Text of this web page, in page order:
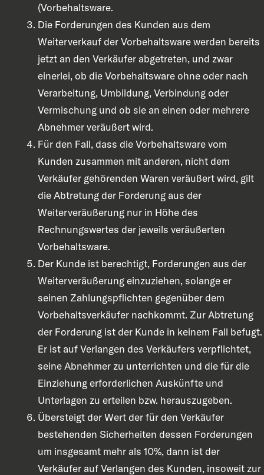
(Vorbehaltsware.
Die Forderungen des Kunden aus dem
Weiterverkauf der Vorbehaltsware werden bereits
jetzt an den Verkäufer abgetreten, und zwar
einerlei, ob die Vorbehaltsware ohne oder nach
Verarbeitung, Umbildung, Verbindung oder
Vermischung und ob sie an einen oder mehrere
Abnehmer veräußert wird.
Für den Fall, dass die Vorbehaltsware vom
Kunden zusammen mit anderen, nicht dem
Verkäufer gehörenden Waren veräußert wird, gilt
die Abtretung der Forderung aus der
Weiterveräußerung nur in Höhe des
Rechnungswertes der jeweils veräußerten
Vorbehaltsware.
Der Kunde ist berechtigt, Forderungen aus der
Weiterveräußerung einzuziehen, solange er
seinen Zahlungspflichten gegenüber dem
Vorbehaltsverkäufer nachkommt. Zur Abtretung
der Forderung ist der Kunde in keinem Fall befugt.
Er ist auf Verlangen des Verkäufers verpflichtet,
seine Abnehmer zu unterrichten und die für die
Einziehung erforderlichen Auskünfte und
Unterlagen zu erteilen bzw. herauszugeben.
Übersteigt der Wert der für den Verkäufer
bestehenden Sicherheiten dessen Forderungen
um insgesamt mehr als 10%, dann ist der
Verkäufer auf Verlangen des Kunden, insoweit zur